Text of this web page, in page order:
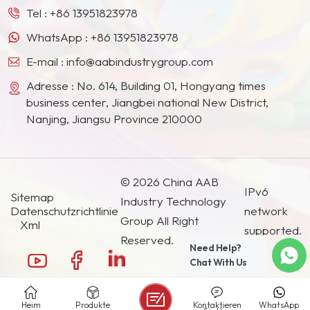
Ländern und Regionen geworden.
Tel : +86 13951823978
WhatsApp : +86 13951823978
E-mail : info@aabindustrygroup.com
Adresse : No. 614, Building 01, Hongyang times
business center, Jiangbei national New District,
Nanjing, Jiangsu Province 210000
Sitemap
Datenschutzrichtlinie
Xml
© 2026 China AAB
Industry Technology
Group All Right
Reserved.
IPv6
network
supported.
Heim Produkte WhatsApp
Kontaktieren
Need Help?
Chat With Us